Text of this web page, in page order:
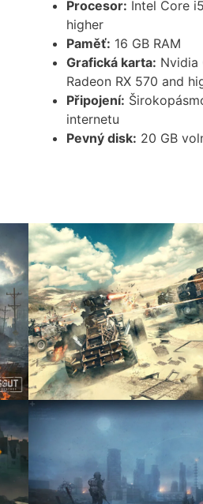
Procesor: Intel Core
higher
Paměť: 16 GB RAM
Grafická karta: Nvidia
Radeon RX 570 and
Připojení:
internetu
Pevný disk: 20 GB